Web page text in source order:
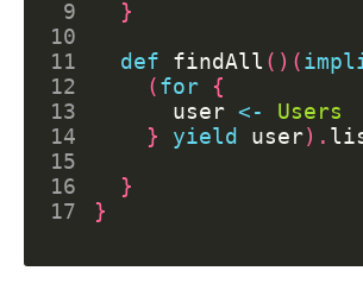
9
}
10
11
def findAll ()(
12
(for
{
13
user <-
Users
14
} yield user).
15
16
}
17
}